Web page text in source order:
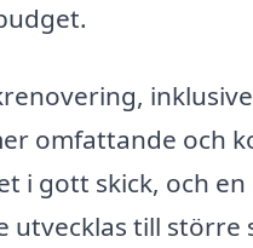
omfattande och
i gott skick, och
till större